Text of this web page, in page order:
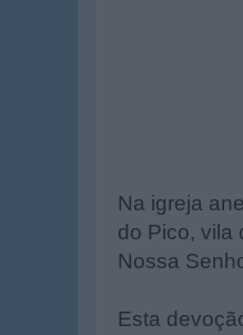
Na igreja
do Pico, vila
Nossa
Esta